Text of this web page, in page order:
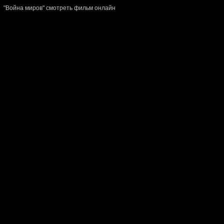
"Война миров" смотреть фильм онлайн